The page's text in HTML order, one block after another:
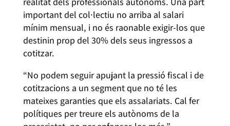
important del col·lectiu no arriba al salari
mínim mensual, i no és raonable exigir-los que
destinin prop del 30% dels seus ingressos a
cotitzar.
“No podem seguir apujant la pressió fiscal i de
cotitzacions a un segment que no té les
mateixes garanties que els assalariats. Cal fer
polítiques per treure els autònoms de la